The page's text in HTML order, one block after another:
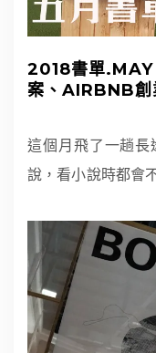
2018書單.MAY
案、AIRBNB創
這個月飛了一趟
說，看小說時都會